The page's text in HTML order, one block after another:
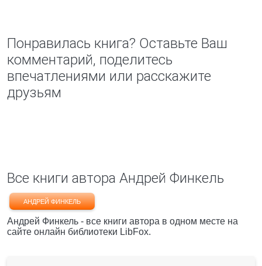
Понравилась книга? Оставьте Ваш
комментарий, поделитесь
впечатлениями или расскажите
друзьям
Все книги автора Андрей Финкель
АНДРЕЙ ФИНКЕЛЬ
Андрей Финкель - все книги автора в одном месте на
сайте онлайн библиотеки LibFox.